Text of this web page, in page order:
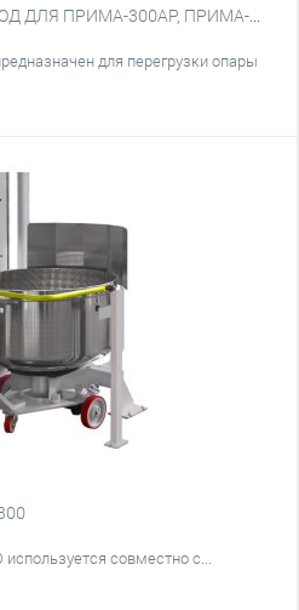
ЗАГРУЗЧИК ОПАРЫ ВОСХОД ДЛЯ ПРИМА-300АР, ПРИМА-300Р
для перегрузки опары
совместно с...